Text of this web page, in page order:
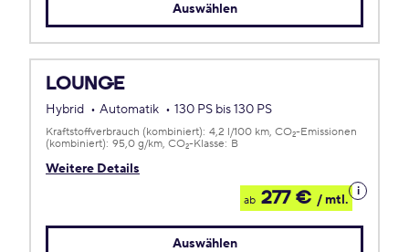
Auswählen
LOUNGE
Hybrid Automatik 130 PS bis 130 PS
Weitere Details
Kraftstoffverbrauch (kombiniert): 4,2 l/100 km CO2-Emissionen
(kombiniert): 95,0 g/km CO2-Klasse: B
ab 277 € / mtl.
Details
zum
Auswählen